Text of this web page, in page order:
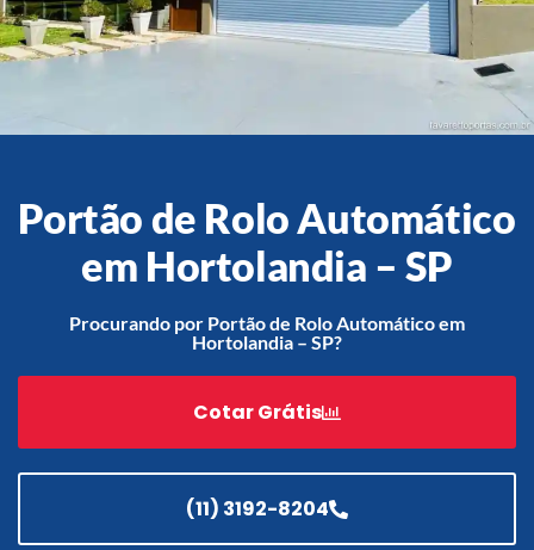
Pintura eletrostática
Portfólio
Acessórios
Automatização
Portão de Garagem de
Enrolar em Teresópolis – RJ
Aldeia – RJ
Portão de Garagem de
Enrolar em São João de
Portão de Rolo Automático
em Hortolandia – SP
Procurando por Portão de Rolo Automático em
Hortolandia – SP?
Cotar Grátis
(11) 3192-8204